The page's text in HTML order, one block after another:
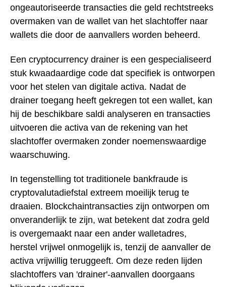
ongeautoriseerde transacties die geld rechtstreeks
overmaken van de wallet van het slachtoffer naar
wallets die door de aanvallers worden beheerd.
Een cryptocurrency drainer is een gespecialiseerd
stuk kwaadaardige code dat specifiek is ontworpen
voor het stelen van digitale activa. Nadat de
drainer toegang heeft gekregen tot een wallet, kan
hij de beschikbare saldi analyseren en transacties
uitvoeren die activa van de rekening van het
slachtoffer overmaken zonder noemenswaardige
waarschuwing.
In tegenstelling tot traditionele bankfraude is
cryptovalutadiefstal extreem moeilijk terug te
draaien. Blockchaintransacties zijn ontworpen om
onveranderlijk te zijn, wat betekent dat zodra geld
is overgemaakt naar een ander walletadres,
herstel vrijwel onmogelijk is, tenzij de aanvaller de
activa vrijwillig teruggeeft. Om deze reden lijden
slachtoffers van 'drainer'-aanvallen doorgaans